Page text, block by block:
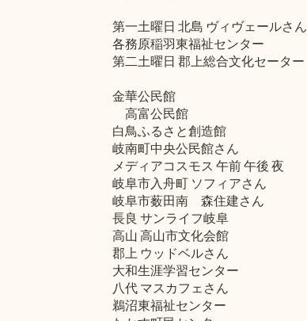
第一土曜日 北島 ヴィヴェールさん
各務原稲羽東福祉センター
第二土曜日 郡上総合文化セーター
金華公民館
高富公民館
白鳥ふるさと創造館
岐南町中央公民館さん
メディアコスモス 午前 午後 夜
岐阜市入舟町 ソフィアさん
岐阜市薮田南 森住建さん
長良 サンライフ岐阜
高山 高山市文化会館
郡上 ウッドベルさん
大和生涯学習センター
八代 マスカフェさん
鵜沼東福祉センター